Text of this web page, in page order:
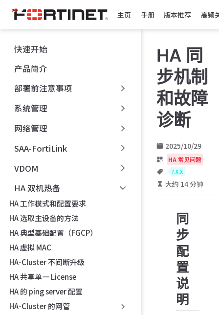
跳
至
主
內
容
主页 手册 版本推荐 高频
快速开始
产品简介
部署前注意事项
系统管理
网络管理
SAA-FortiLink
VDOM
HA 双机热备
HA 工作模式和配置要求
HA 选取主设备的方法
HA 典型基础配置（FGCP）
HA 虚拟 MAC
HA-Cluster 不间断升级
HA 共享单一 License
HA 的 ping server 配置
HA-Cluster 的网管
HA 同
步机制
和故障
诊断
2025/10/29
HA 常见问题
7.X.X
大约 14 分钟
同
步
配
置
说
明